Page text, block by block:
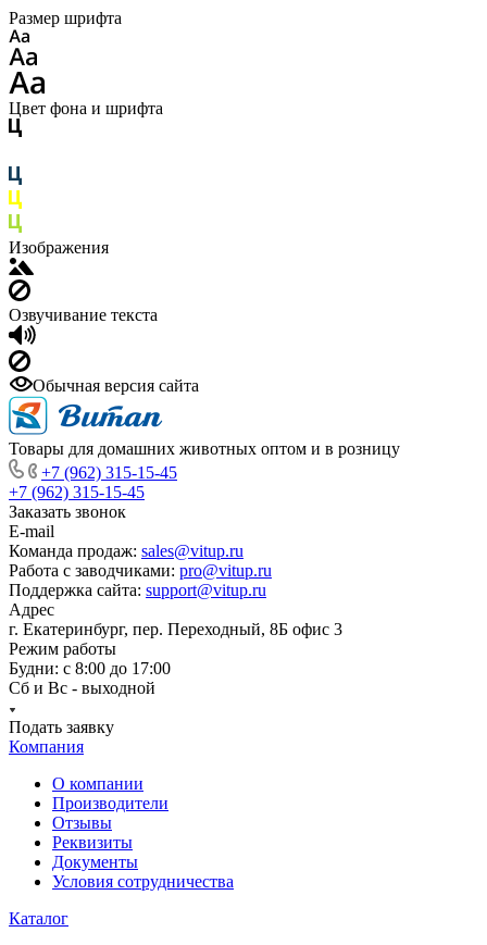
Размер шрифта
Цвет фона и шрифта
Изображения
Озвучивание текста
Обычная версия сайта
Товары для домашних животных оптом и в розницу
+7 (962) 315-15-45
+7 (962) 315-15-45
Заказать звонок
E-mail
Команда продаж: sales@vitup.ru
Работа с заводчиками: pro@vitup.ru
Поддержка сайта: support@vitup.ru
Адрес
г. Екатеринбург, пер. Переходный, 8Б офис 3
Режим работы
Будни: с 8:00 до 17:00
Сб и Вс - выходной
Подать заявку
Компания
О компании
Производители
Отзывы
Реквизиты
Документы
Условия сотрудничества
Каталог